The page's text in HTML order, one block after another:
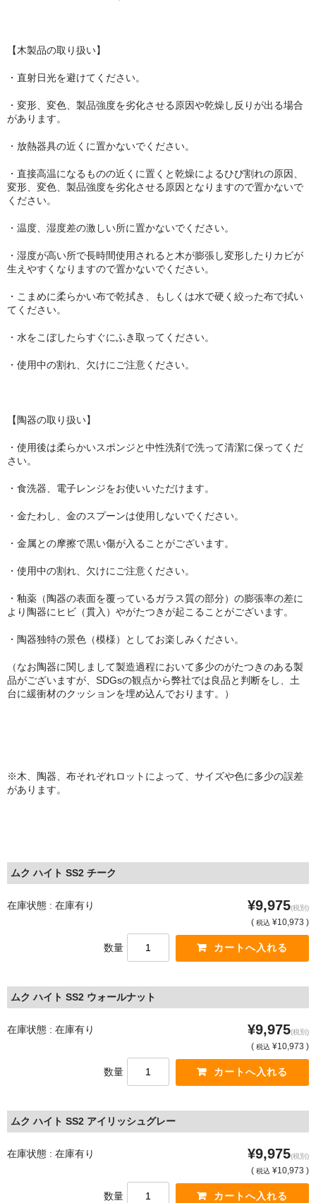
【木製品の取り扱い】
・直射日光を避けてください。
・変形、変色、製品強度を劣化させる原因や乾燥し反りが出る場合
があります。
・放熱器具の近くに置かないでください。
・直接高温になるものの近くに置くと乾燥によるひび割れの原因、
変形、変色、製品強度を劣化させる原因となりますので置かないで
ください。
・温度、湿度差の激しい所に置かないでください。
・湿度が高い所で長時間使用されると木が膨張し変形したりカビが
生えやすくなりますので置かないでください。
・こまめに柔らかい布で乾拭き、もしくは水で硬く絞った布で拭い
てください。
・水をこぼしたらすぐにふき取ってください。
・使用中の割れ、欠けにご注意ください。
【陶器の取り扱い】
・使用後は柔らかいスポンジと中性洗剤で洗って清潔に保ってくだ
さい。
・食洗器、電子レンジをお使いいただけます。
・金たわし、金のスプーンは使用しないでください。
・金属との摩擦で黒い傷が入ることがございます。
・使用中の割れ、欠けにご注意ください。
・釉薬（陶器の表面を覆っているガラス質の部分）の膨張率の差に
より陶器にヒビ（貫入）やがたつきが起こることがございます。
・陶器独特の景色（模様）としてお楽しみください。
（なお陶器に関しまして製造過程において多少のがたつきのある製
品がございますが、SDGsの観点から弊社では良品と判断をし、土
台に緩衝材のクッションを埋め込んでおります。）
※木、陶器、布それぞれロットによって、サイズや色に多少の誤差
があります。
ムク ハイト SS2 チーク
在庫状態 : 在庫有り ¥9,975(税別)
( 税込 ¥10,973 )
数量
ムク ハイト SS2 ウォールナット
在庫状態 : 在庫有り ¥9,975(税別)
( 税込 ¥10,973 )
数量
ムク ハイト SS2 アイリッシュグレー
在庫状態 : 在庫有り ¥9,975(税別)
( 税込 ¥10,973 )
数量